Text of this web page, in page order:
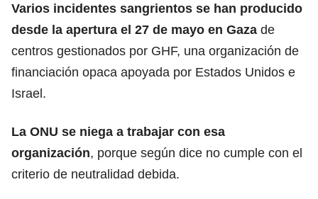
Varios incidentes sangrientos se han producido
desde la apertura el 27 de mayo en Gaza de
centros gestionados por GHF, una organización de
financiación opaca apoyada por Estados Unidos e
Israel.
La ONU se niega a trabajar con esa
organización, porque según dice no cumple con el
criterio de neutralidad debida.